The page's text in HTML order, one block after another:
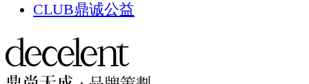
CLUB鼎诚公益